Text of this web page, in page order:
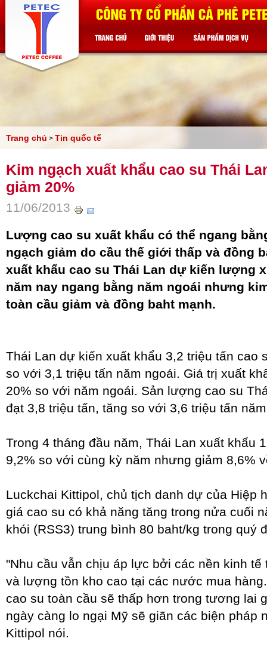
Trang chủ > Tin quốc tế
Kim ngạch xuất khẩu cao su Thái
giảm 20%
11/06/2013
Lượng cao su xuất khẩu có thể ngang
ngạch giảm do cầu thế giới thấp và đồng
xuất khẩu cao su Thái Lan dự kiến lượng
năm nay ngang bằng năm ngoái nhưng
toàn cầu giảm và đồng baht mạnh.
Thái Lan dự kiến xuất khẩu 3,2 triệu tấn cao
so với 3,1 triệu tấn năm ngoái. Giá trị xuất
20% so với năm ngoái. Sản lượng cao su
đạt 3,8 triệu tấn, tăng so với 3,6 triệu tấn
Trong 4 tháng đầu năm, Thái Lan xuất khẩu
9,2% so với cùng kỳ năm nhưng giảm 8,6%
Luckchai Kittipol, chủ tịch danh dự của Hiệp
giá cao su có khả năng tăng trong nửa cuối
khói (RSS3) trung bình 80 baht/kg trong quý
"Nhu cầu vẫn chịu áp lực bởi các nền kinh
và lượng tồn kho cao tại các nước mua
cao su toàn cầu sẽ thấp hơn trong tương lai
ngày càng lo ngại Mỹ sẽ giãn các biện pháp
Kittipol nói.